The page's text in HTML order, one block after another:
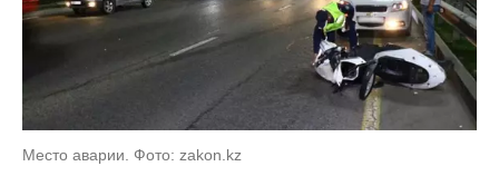
Место аварии. Фото: zakon.kz